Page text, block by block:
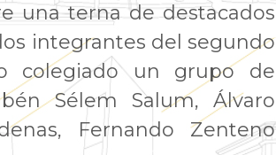
una terna de destacados
integrantes del segundo
colegiado un grupo de
Sélem Salum, Álvaro
Fernando Zenteno